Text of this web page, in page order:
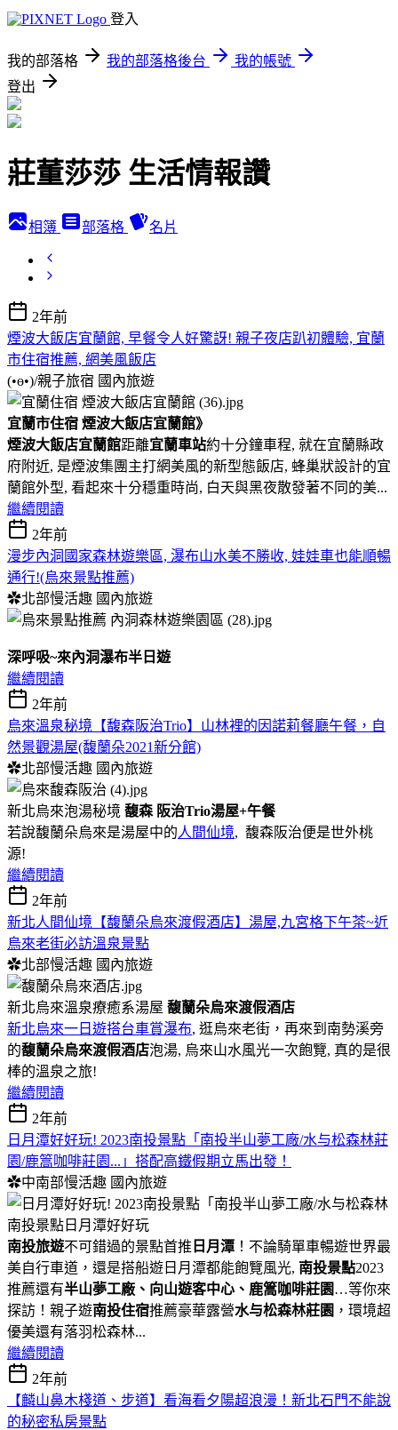
登入
我的部落格 我的部落格後台
我的帳號
登出
莊董莎莎 生活情報讚
相簿 部落格 名片
2年前
煙波大飯店宜蘭館, 早餐令人好驚訝! 親子夜店趴初體驗, 宜蘭
市住宿推薦, 網美風飯店
(•ө•)/親子旅宿 國內旅遊
宜蘭市住宿 煙波大飯店宜蘭館》
煙波大飯店宜蘭館距離宜蘭車站約十分鐘車程, 就在宜蘭縣政
府附近, 是煙波集團主打網美風的新型態飯店, 蜂巢狀設計的宜
蘭館外型, 看起來十分穩重時尚, 白天與黑夜散發著不同的美...
繼續閱讀
2年前
漫步內洞國家森林遊樂區, 瀑布山水美不勝收, 娃娃車也能順暢
通行!(烏來景點推薦)
✿北部慢活趣 國內旅遊
深呼吸~來內洞瀑布半日遊
繼續閱讀
2年前
烏來溫泉秘境【馥森阪治Trio】山林裡的因諾莉餐廳午餐，自
然景觀湯屋(馥蘭朵2021新分館)
✿北部慢活趣 國內旅遊
新北烏來泡湯秘境 馥森 阪治Trio湯屋+午餐
若說馥蘭朵烏來是湯屋中的人間仙境, 馥森阪治便是世外桃
源!
繼續閱讀
2年前
新北人間仙境【馥蘭朵烏來渡假酒店】湯屋,九宮格下午茶~近
烏來老街必訪溫泉景點
✿北部慢活趣 國內旅遊
新北烏來溫泉療癒系湯屋 馥蘭朵烏來渡假酒店
新北烏來一日遊搭台車賞瀑布, 逛烏來老街，再來到南勢溪旁
的馥蘭朵烏來渡假酒店泡湯, 烏來山水風光一次飽覽, 真的是很
棒的溫泉之旅!
繼續閱讀
2年前
日月潭好好玩! 2023南投景點「南投半山夢工廠/水与松森林莊
園/鹿篙咖啡莊園...」搭配高鐵假期立馬出發！
✿中南部慢活趣 國內旅遊
南投景點日月潭好好玩
南投旅遊不可錯過的景點首推 日月潭 ！不論騎單車暢遊世界最
美自行車道，還是搭船遊日月潭都能飽覽風光, 南投景點2023
推薦還有半山夢工廠、向山遊客中心、鹿篙咖啡莊園…等你來
探訪！親子遊南投住宿推薦豪華露營水与松森林莊園 ，環境超
優美還有落羽松森林...
繼續閱讀
2年前
【麟山鼻木棧道、步道】看海看夕陽超浪漫！新北石門不能說
的秘密私房景點